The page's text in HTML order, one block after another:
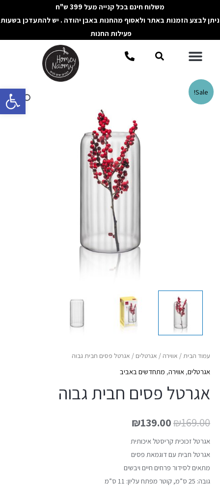
פתח
לתוכן
משלוח חינם בכל קנייה מעל 399 ש"ח
ניתן לבצע הזמנות באתר ולאסוף מהחנות באבן יהודה . יש להתעדכן בשעות
פעילות החנות
תפריטחיפוש
Sale!
עמוד הבית/ אווירה / אגרטלים / אגרטל פסים חבית גבוה
אגרטלים, אווירה, מתחדשים באביב
אגרטל פסים חבית גבוה
₪169.00
₪139.00
אגרטל זכוכית קריסטל איכותית
אגרטל חבית עם דוגמאת פסים
מתאים לסידור פרחים חיים ויבשים
גובה: 25 ס”מ, קוטר מפתח עליון: 11 ס”מ